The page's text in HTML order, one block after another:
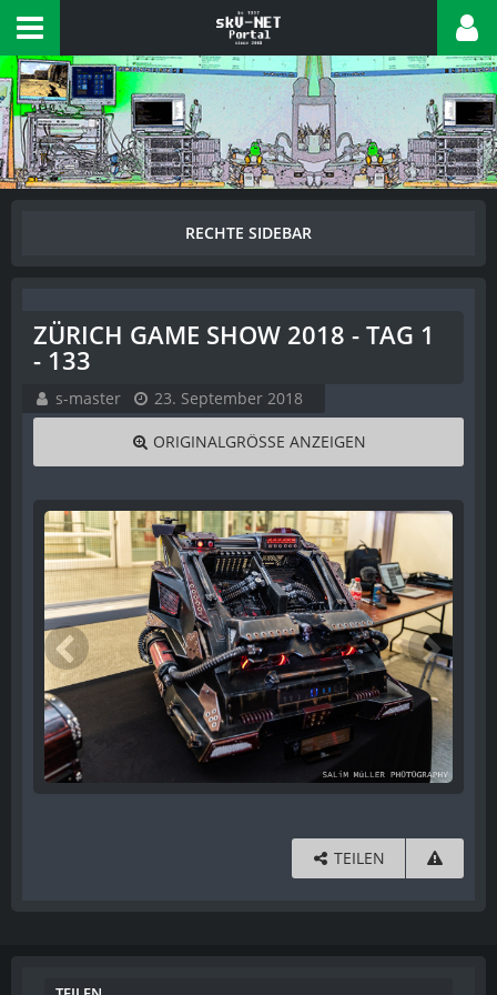
ZÜRICH GAME SHOW 2018 - TAG 1
- 133
s-master 23. September 2018
ORIGINALGRÖSSE ANZEIGEN
TEILEN